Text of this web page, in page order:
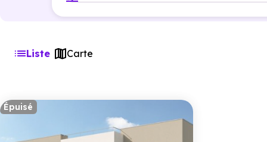
Liste Carte
Épuisé